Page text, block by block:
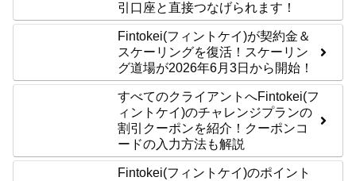
引口座と直接つなげられます！
Fintokei(フィントケイ)が契約金＆
スケーリングを復活！スケーリン
グ道場が2026年6月3日から開始！
すべてのクライアントへFintokei(フ
ィントケイ)のチャレンジプランの
割引クーポンを紹介！クーポンコ
ードの入力方法も解説
Fintokei(フィントケイ)のポイント